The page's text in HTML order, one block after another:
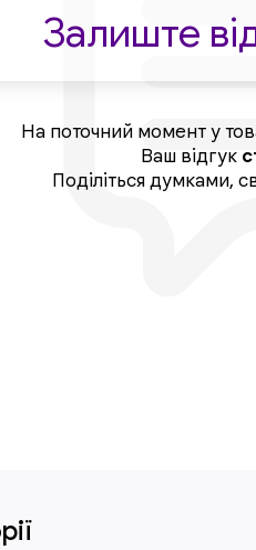
Залиште
На поточний момент у
Ваш відгук
Поділіться думками,